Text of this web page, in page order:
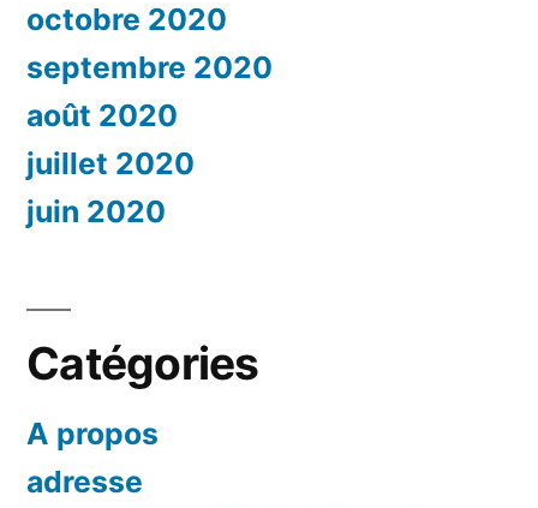
octobre 2020
septembre 2020
août 2020
juillet 2020
juin 2020
Catégories
A propos
adresse